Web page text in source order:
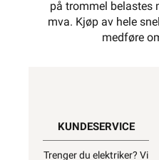
på trommel belastes
mva. Kjøp av hele
medføre
KUNDESERVICE
Trenger du elektriker? Vi